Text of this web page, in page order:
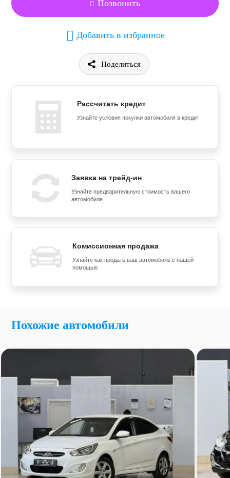
Позвонить
Добавить в избранное
Поделиться
Рассчитать кредит
Узнайте условия покупки автомобиля в кредит
Заявка на трейд-ин
Узнайте предварительную стоимость вашего
автомобиля
Комиссионная продажа
Узнайте как продать ваш автомобиль с нашей
помощью
Похожие автомобили